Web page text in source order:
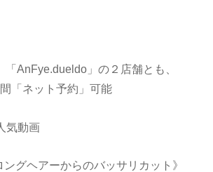
「AnFye.dueldo」の２店舗とも、
「ネット予約」可能
気動画
ングヘアーからのバッサリカット》